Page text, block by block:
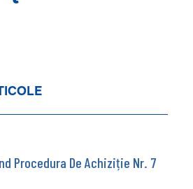
Procedura De Achiziție Nr. 7